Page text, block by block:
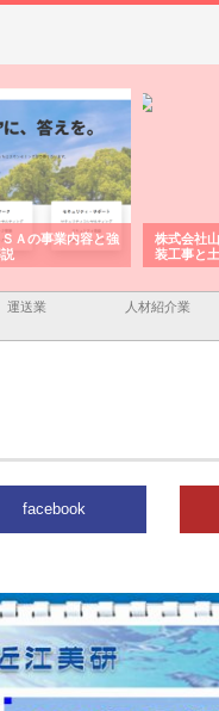
Ａの事業内容と強
株式会社
装工事と
運送業 人材紹介業
facebook